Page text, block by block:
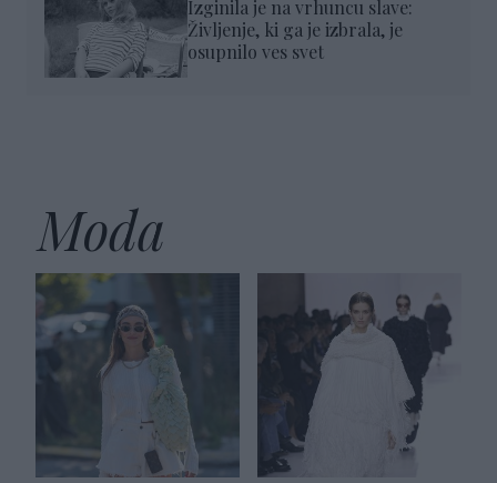
Izginila je na vrhuncu slave:
Življenje, ki ga je izbrala, je
osupnilo ves svet
Moda